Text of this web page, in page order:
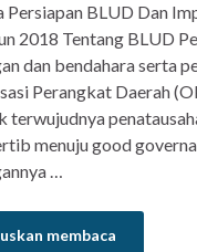
Persiapan BLUD Dan
2018 Tentang BLUD
dan bendahara serta
Perangkat Daerah
terwujudnya
menuju good
…
membaca